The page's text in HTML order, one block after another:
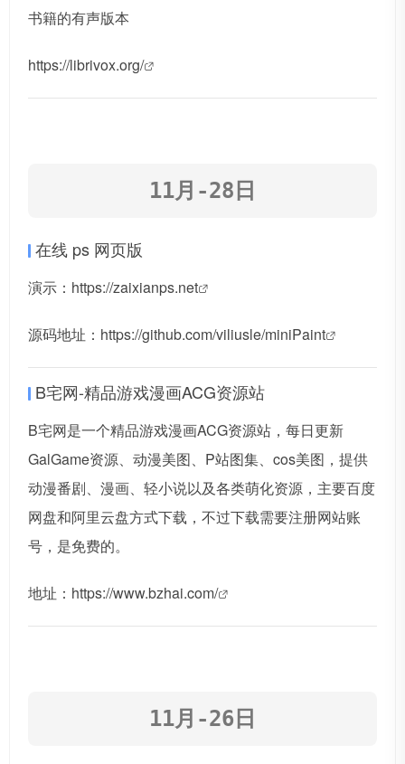
书籍的有声版本
https://librivox.org/
11月-28日
在线 ps 网页版
演示： https://zaixianps.net
源码地址： https://github.com/viliusle/miniPaint
B宅网-精品游戏漫画ACG资源站
B宅网是一个精品游戏漫画ACG资源站，每日更新
GalGame资源、动漫美图、P站图集、cos美图，提供
动漫番剧、漫画、轻小说以及各类萌化资源，主要百度
网盘和阿里云盘方式下载，不过下载需要注册网站账
号，是免费的。
地址： https://www.bzhai.com/
11月-26日